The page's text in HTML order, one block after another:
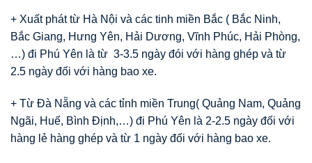
+ Xuất phát từ Hà Nội và các tinh miền Bắc ( Bắc Ninh,
Bắc Giang, Hưng Yên, Hải Dương, Vĩnh Phúc, Hải Phòng,
…) đi Phú Yên là từ 3-3.5 ngày đói với hàng ghép và từ
2.5 ngày đối với hàng bao xe.
+ Từ Đà Nẵng và các tỉnh miền Trung( Quảng Nam, Quảng
Ngãi, Huế, Bình Định,…) đi Phú Yên là 2-2.5 ngày đối với
hàng lẻ hàng ghép và từ 1 ngày đối với hàng bao xe.